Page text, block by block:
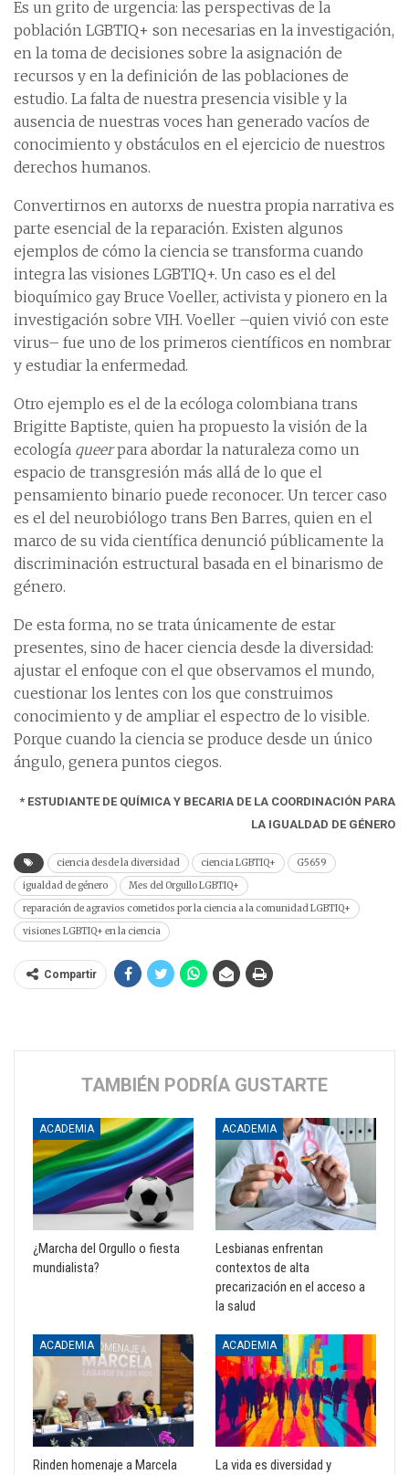
Es un grito de urgencia: las perspectivas de la
población LGBTIQ+ son necesarias en la investigación,
en la toma de decisiones sobre la asignación de
recursos y en la definición de las poblaciones de
estudio. La falta de nuestra presencia visible y la
ausencia de nuestras voces han generado vacíos de
conocimiento y obstáculos en el ejercicio de nuestros
derechos humanos.
Convertirnos en autorxs de nuestra propia narrativa es
parte esencial de la reparación. Existen algunos
ejemplos de cómo la ciencia se transforma cuando
integra las visiones LGBTIQ+. Un caso es el del
bioquímico gay Bruce Voeller, activista y pionero en la
investigación sobre VIH. Voeller –quien vivió con este
virus– fue uno de los primeros científicos en nombrar
y estudiar la enfermedad.
Otro ejemplo es el de la ecóloga colombiana trans
Brigitte Baptiste, quien ha propuesto la visión de la
ecología queerpara abordar la naturaleza como un
espacio de transgresión más allá de lo que el
pensamiento binario puede reconocer. Un tercer caso
es el del neurobiólogo trans Ben Barres, quien en el
marco de su vida científica denunció públicamente la
discriminación estructural basada en el binarismo de
género.
De esta forma, no se trata únicamente de estar
presentes, sino de hacer ciencia desde la diversidad:
ajustar el enfoque con el que observamos el mundo,
cuestionar los lentes con los que construimos
conocimiento y de ampliar el espectro de lo visible.
Porque cuando la ciencia se produce desde un único
ángulo, genera puntos ciegos.
* ESTUDIANTE DE QUÍMICA Y BECARIA DE LA COORDINACIÓN PARA
LA IGUALDAD DE GÉNERO
ciencia desde la diversidad ciencia LGBTIQ+
G5659
igualdad de género
Mes del Orgullo LGBTIQ+
reparación de agravios cometidos por la ciencia a la comunidad LGBTIQ+
visiones LGBTIQ+ en la ciencia
Compartir
TAMBIÉN PODRÍA GUSTARTE
ACADEMIA
¿Marcha del Orgullo o fiesta
mundialista?
ACADEMIA
Lesbianas enfrentan
contextos de alta
precarización en el acceso a
la salud
ACADEMIA
Rinden homenaje a Marcela
ACADEMIA
La vida es diversidad y